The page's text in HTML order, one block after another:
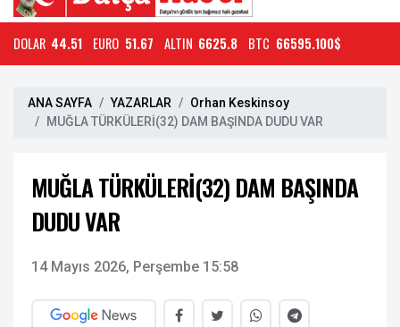
DOLAR 44.51 EURO 51.67 ALTIN 6625.8 BTC 66595.100$
ANA SAYFA YAZARLAR
Orhan Keskinsoy
MUĞLA TÜRKÜLERİ(32) DAM BAŞINDA DUDU VAR
MUĞLA TÜRKÜLERİ(32) DAM BAŞINDA
DUDU VAR
14 Mayıs 2026, Perşembe 15:58